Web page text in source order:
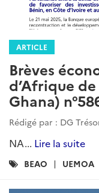
ARTICLE
Brèves
d’Afrique
Ghana)
Rédigé par : DG
NA... Lire la suite
Catégories
BEAO UEMOA